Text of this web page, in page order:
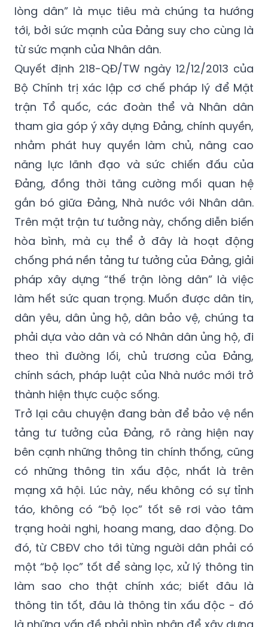
lòng dân” là mục tiêu mà chúng ta hướng
tới, bởi sức mạnh của Đảng suy cho cùng là
từ sức mạnh của Nhân dân.
Quyết định 218-QĐ/TW ngày 12/12/2013 của
Bộ Chính trị xác lập cơ chế pháp lý để Mặt
trận Tổ quốc, các đoàn thể và Nhân dân
tham gia góp ý xây dựng Đảng, chính quyền,
nhằm phát huy quyền làm chủ, nâng cao
năng lực lãnh đạo và sức chiến đấu của
Đảng, đồng thời tăng cường mối quan hệ
gắn bó giữa Đảng, Nhà nước với Nhân dân.
Trên mặt trận tư tưởng này, chống diễn biến
hòa bình, mà cụ thể ở đây là hoạt động
chống phá nền tảng tư tưởng của Đảng, giải
pháp xây dựng “thế trận lòng dân” là việc
làm hết sức quan trọng. Muốn được dân tin,
dân yêu, dân ủng hộ, dân bảo vệ, chúng ta
phải dựa vào dân và có Nhân dân ủng hộ, đi
theo thì đường lối, chủ trương của Đảng,
chính sách, pháp luật của Nhà nước mới trở
thành hiện thực cuộc sống.
Trở lại câu chuyện đang bàn để bảo vệ nền
tảng tư tưởng của Đảng, rõ ràng hiện nay
bên cạnh những thông tin chính thống, cũng
có những thông tin xấu độc, nhất là trên
mạng xã hội. Lúc này, nếu không có sự tỉnh
táo, không có “bộ lọc” tốt sẽ rơi vào tâm
trạng hoài nghi, hoang mang, dao động. Do
đó, từ CBĐV cho tới từng người dân phải có
một “bộ lọc” tốt để sàng lọc, xử lý thông tin
làm sao cho thật chính xác; biết đâu là
thông tin tốt, đâu là thông tin xấu độc - đó